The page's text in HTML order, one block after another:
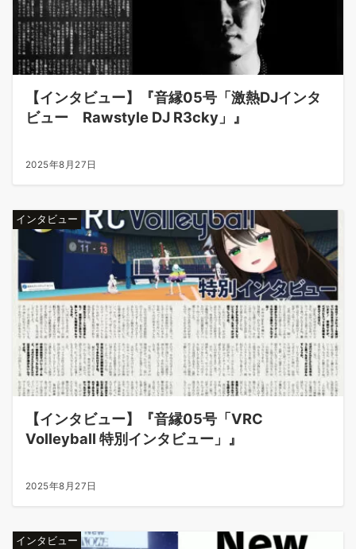
【インタビュー】『音縁05号「激熱DJインタ
ビュー Rawstyle DJ R3cky」』
2025年8月27日
インタビュー
【インタビュー】『音縁05号「VRC
Volleyball 特別インタビュー」』
2025年8月27日
インタビュー